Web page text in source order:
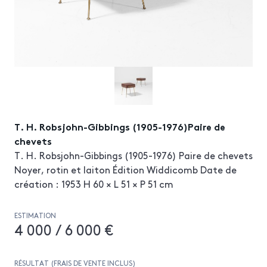
T. H. Robsjohn-Gibbings (1905-1976)Paire de
chevets
T. H. Robsjohn-Gibbings (1905-1976) Paire de chevets
Noyer, rotin et laiton Édition Widdicomb Date de
création : 1953 H 60 × L 51 × P 51 cm
ESTIMATION
4 000 / 6 000 €
RÉSULTAT (FRAIS DE VENTE INCLUS)